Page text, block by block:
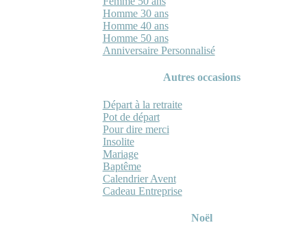
Homme 30 ans
Homme 40 ans
Homme 50 ans
Anniversaire Personnalisé
Autres occasions
Départ à la retraite
Pot de départ
Pour dire merci
Insolite
Mariage
Baptême
Calendrier Avent
Cadeau Entreprise
Noël